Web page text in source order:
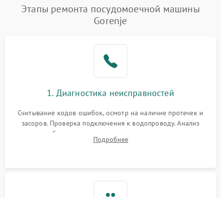
Проблемы с набором
воды
1800 ₽ Подробнее →
1700 ₽
циркуляционным насосом
2100 ₽ Подробнее →
Этапы ремонта посудомоечной машины
Gorenje
1. Диагностика неисправностей
Считывание кодов ошибок, осмотр на наличие протечек и
засоров. Проверка подключения к водопроводу. Анализ
жалоб на отсутствие слива, нагрева, вращения
разбрызгивателей или срабатывание системы защиты
Подробнее